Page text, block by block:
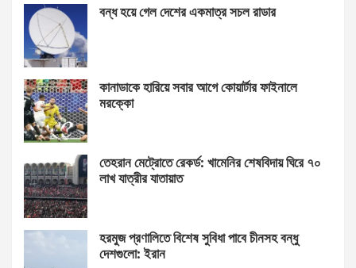
বন্ধ হয়ে গেল দেশের একমাত্র সচল রাডার
কানাডাকে হারিয়ে সবার আগে কোয়ার্টার ফাইনালে
মরক্কো
তেহরান মেট্রোতে রেকর্ড: খামেনির শেষবিদায় ঘিরে ৭০
লাখ যাত্রীর যাতায়াত
হরমুজ প্রণালিতে বিশেষ সুবিধা পাবে চীনসহ বন্ধু
দেশগুলো: ইরান